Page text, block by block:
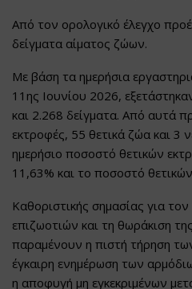
Από τον ορολογικό έλεγχο
δείγματα αίματος ζώων.
Με βάση τα ημερήσια
11ης Ιουνίου 2026,
και 2.268 δείγματα. Από αυτά
εκτροφές, 55 θετικά ζώα και 3
ημερήσιο ποσοστό θετικών
11,63% και το ποσοστό
Καθοριστικής σημασίας για
επιζωοτιών και τη θωράκιση
παραμένουν η πιστή τήρηση
έγκαιρη ενημέρωση των
η αποφυγή μη εγκεκριμένων